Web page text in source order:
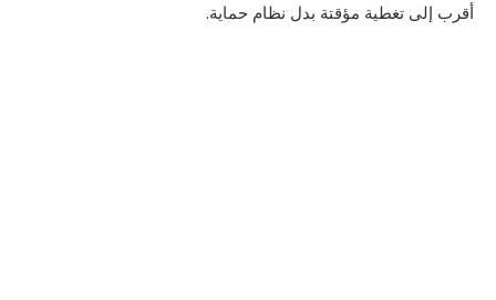
أقرب إلى تغطية مؤقتة بدل نظام حماية.